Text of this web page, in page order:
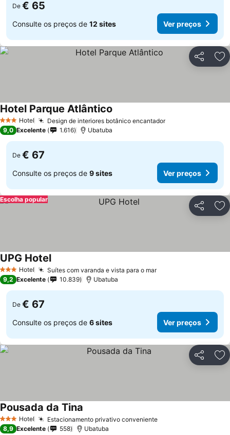
De € 65
Consulte os preços de 12 sites Ver preços
Partilhar
3 EstrelasHotel Design de interiores botânico encantador
Hotel Parque Atlântico
9,0 Excelente 1.616 Ubatuba
De € 67
Consulte os preços de 9 sites Ver preços
Partilhar
Escolha popular
3 EstrelasHotel Suítes com varanda e vista para o mar
UPG Hotel
9,2 Excelente 10.839 Ubatuba
De € 67
Consulte os preços de 6 sites Ver preços
Partilhar
3 EstrelasHotel Estacionamento privativo conveniente
Pousada da Tina
8,9 Excelente 558 Ubatuba